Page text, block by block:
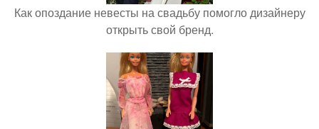
Как опоздание невесты на свадьбу помогло дизайнеру
открыть свой бренд.